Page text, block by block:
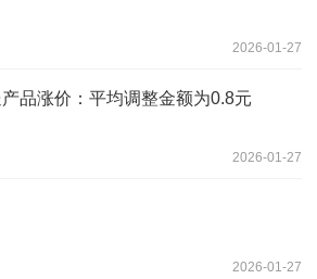
2026-01-27
品涨价：平均调整金额为0.8元
2026-01-27
2026-01-27